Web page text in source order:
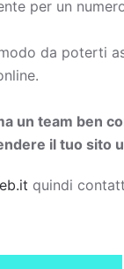
per un
da poterti
un team ben
il tuo sito
quindi